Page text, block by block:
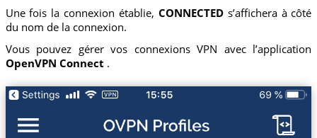
Une fois la connexion établie, CONNECTEDs’affichera à côté
du nom de la connexion.
Vous pouvez gérer vos connexions VPN avec l’application
OpenVPN Connect .